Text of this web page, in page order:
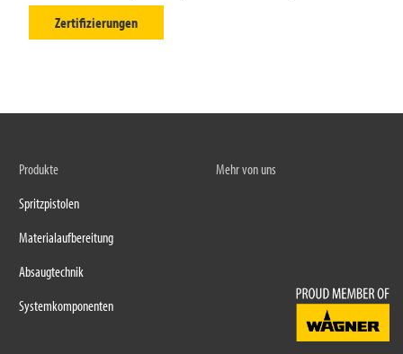
Zertifizierungen
Produkte
Spritzpistolen
Materialaufbereitung
Absaugtechnik
Systemkomponenten
Mehr von uns